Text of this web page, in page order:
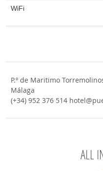
WiFi
P.º de Maritimo
Málaga
(+34) 952 376 514
ALL